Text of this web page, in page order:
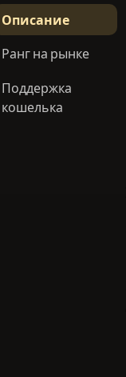
Описание
Ранг на рынке
Поддержка
кошелька